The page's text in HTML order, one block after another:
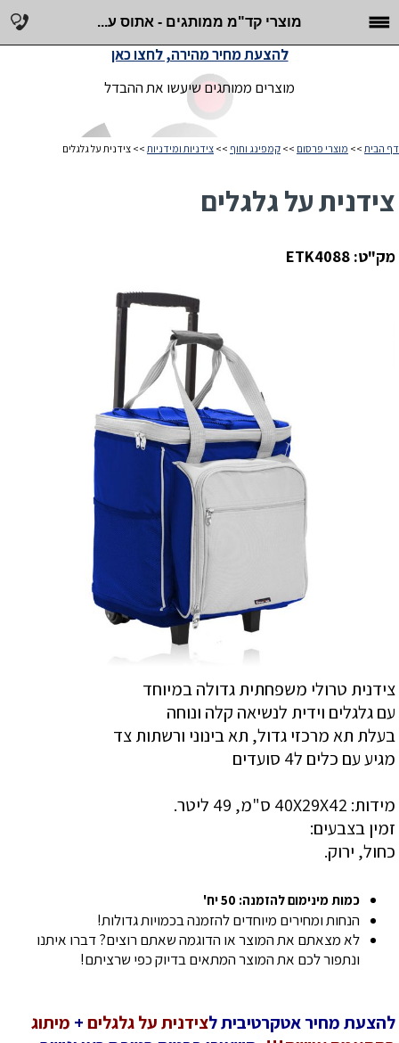
מוצרי קד"מ ממותגים - אתוס ע...
מוצרים ממותגים שיעשו את ההבדל
להצעת מחיר מהירה, לחצו כאן
דף הבית >> מוצרי פרסום >> קמפינג וחוף >> צידניות ומידניות >> צידנית על גלגלים
צידנית על גלגלים
מק"ט: ETK4088
צידנית טרולי משפחתית גדולה במיוחד
עם גלגלים וידית לנשיאה קלה ונוחה
בעלת תא מרכזי גדול, תא בינוני ורשתות צד
מגיע עם כלים ל4 סועדים
מידות: 40X29X42 ס"מ, 49 ליטר.
זמין בצבעים:
כחול, ירוק.
כמות מינימום להזמנה: 50 יח'
הנחות ומחירים מיוחדים להזמנה בכמויות גדולות!
לא מצאתם את המוצר או הדוגמה שאתם רוצים? דברו איתנו
ונתפור לכם את המוצר המתאים בדיוק כפי שרציתם!
להצעת מחיר אטקרטיבית לצידנית על גלגלים+ מיתוג